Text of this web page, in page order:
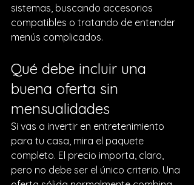
sistemas, buscando accesorios
compatibles o tratando de entender
menús complicados.
Qué debe incluir una
buena oferta sin
mensualidades
Si vas a invertir en entretenimiento
para tu casa, mira el paquete
completo. El precio importa, claro,
pero no debe ser el único criterio. Una